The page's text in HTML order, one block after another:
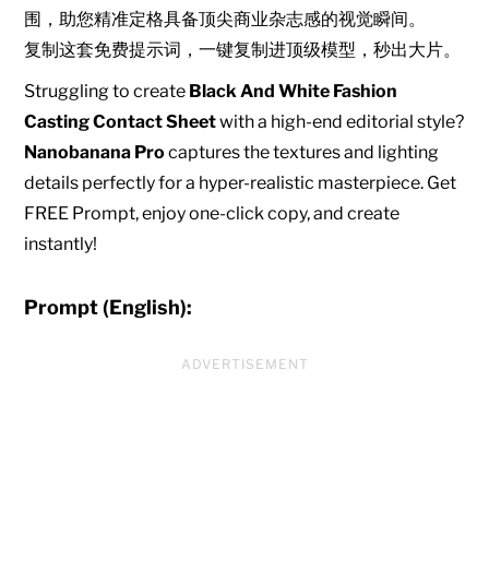
围，助您精准定格具备顶尖商业杂志感的视觉瞬间。
复制这套免费提示词，一键复制进顶级模型，秒出大片。
Struggling to create Black And White Fashion
Casting Contact Sheetwith a high-end editorial style?
Nanobanana Pro captures the textures and lighting
details perfectly for a hyper-realistic masterpiece. Get
FREE Prompt, enjoy one-click copy, and create
instantly!
Prompt (English):
ADVERTISEMENT